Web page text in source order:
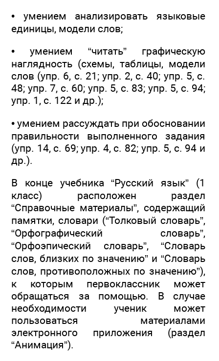
• умением анализировать языковые
единицы, модели слов;
• умением “читать” графическую
наглядность (схемы, таблицы, модели
слов (упр. 6, с. 21; упр. 2, с. 40; упр. 5, с.
48; упр. 7, с. 60; упр. 5, с. 83; упр. 5, с. 94;
упр. 1, с. 122 и др.);
• умением рассуждать при обосновании
правильности выполненного задания
(упр. 14, с. 69; упр. 4, с. 82; упр. 5, с. 94 и
др.).
В конце учебника “Русский язык” (1
класс) расположен раздел
“Справочные материалы”, содержащий
памятки, словари (“Толковый словарь”,
“Орфографический словарь”,
“Орфоэпический словарь”, “Словарь
слов, близких по значению” и “Словарь
слов, противоположных по значению”),
к которым первоклассник может
обращаться за помощью. В случае
необходимости ученик может
пользоваться материалами
электронного приложения (раздел
“Анимация”).